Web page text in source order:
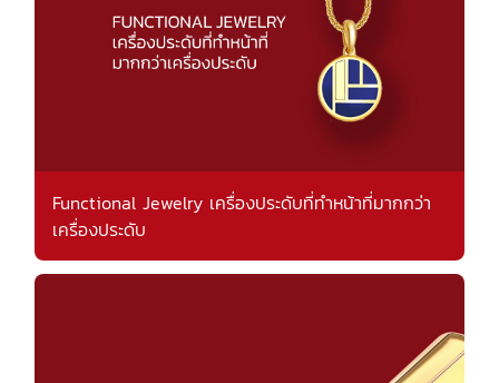
Functional Jewelry เครื่องประดับที่ทำหน้าที่มากกว่า
เครื่องประดับ